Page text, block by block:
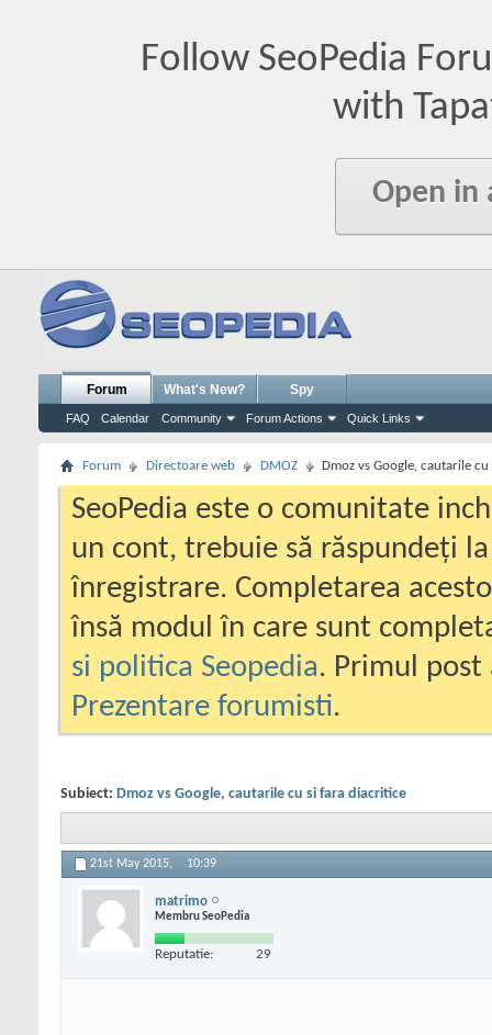
Follow SeoPedia
with
Open in
Forum
FAQ Calendar Community Forum Actions Quick Links
What's New? Spy
Forum Directoare web DMOZ Dmoz vs Google, cautarile
SeoPedia este o comunitate
un cont, trebuie să răspundeți
înregistrare. Completarea
însă modul în care sunt
si politica Seopedia. Primul
Prezentare forumisti.
Subiect: Dmoz vs Google, cautarile cu si fara diacritice
21st May 2015, 10:39
matrimo
Membru SeoPedia
Reputatie: 29